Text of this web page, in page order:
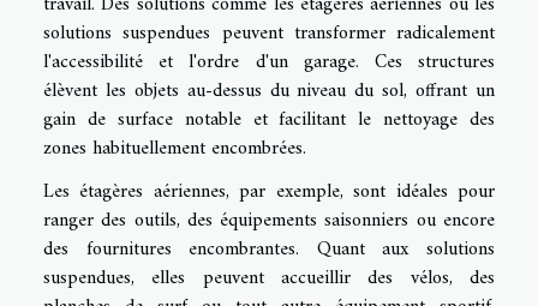
solutions suspendues peuvent transformer radicalement
l'accessibilité et l'ordre d'un garage. Ces structures
élèvent les objets au-dessus du niveau du sol, offrant un
gain de surface notable et facilitant le nettoyage des
zones habituellement encombrées.
Les étagères aériennes, par exemple, sont idéales pour
ranger des outils, des équipements saisonniers ou encore
des fournitures encombrantes. Quant aux solutions
suspendues, elles peuvent accueillir des vélos, des